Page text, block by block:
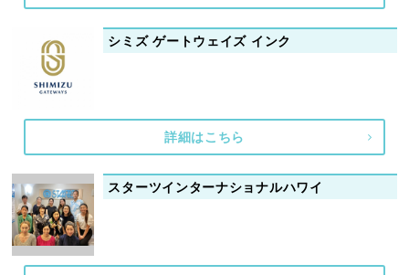
シミズ ゲートウェイズ インク
詳細はこちら
スターツインターナショナルハワイ